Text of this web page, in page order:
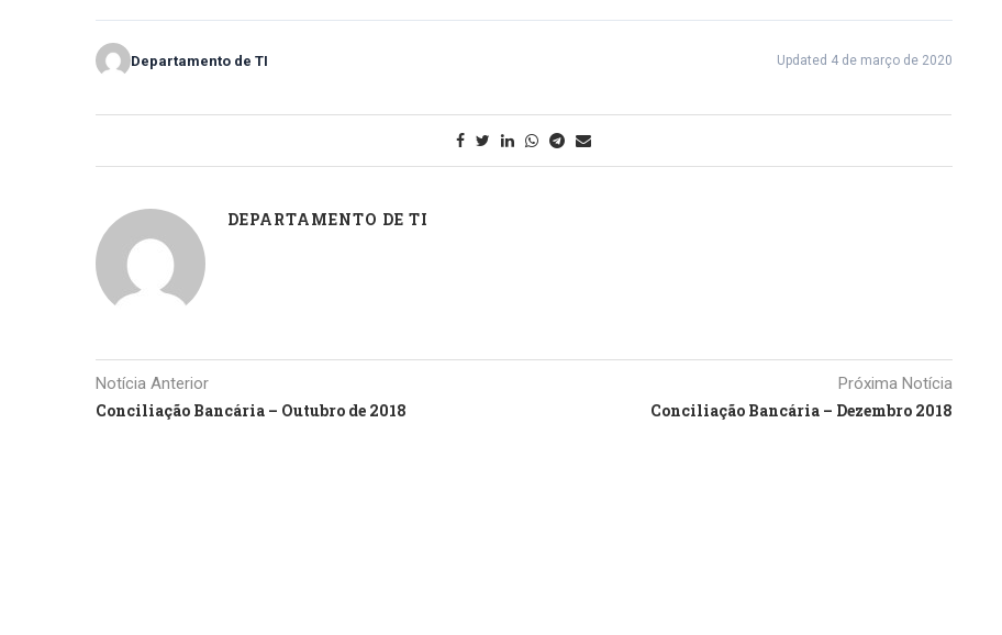
Departamento de TI Updated 4 de março de 2020
DEPARTAMENTO DE TI
Notícia Anterior
Conciliação Bancária – Outubro de 2018
Próxima Notícia
Conciliação Bancária – Dezembro 2018